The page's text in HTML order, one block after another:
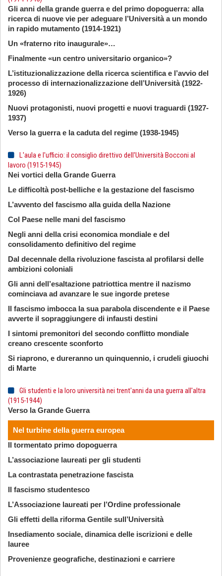
Gli anni della grande guerra e del primo dopoguerra: alla
ricerca di nuove vie per adeguare l’Università a un mondo
in rapido mutamento (1914-1921)
Un «fraterno rito inaugurale»…
Finalmente «un centro universitario organico»?
L’istituzionalizzazione della ricerca scientifica e l’avvio del
processo di internazionalizzazione dell’Università (1922-
1926)
Nuovi protagonisti, nuovi progetti e nuovi traguardi (1927-
1937)
Verso la guerra e la caduta del regime (1938-1945)
L'aula e l'ufficio: il consiglio direttivo dell'Università Bocconi al
lavoro (1915-1945)
Nei vortici della Grande Guerra
Le difficoltà post-belliche e la gestazione del fascismo
L’avvento del fascismo alla guida della Nazione
Col Paese nelle mani del fascismo
Negli anni della crisi economica mondiale e del
consolidamento definitivo del regime
Dal decennale della rivoluzione fascista al profilarsi delle
ambizioni coloniali
Gli anni dell’esaltazione patriottica mentre il nazismo
cominciava ad avanzare le sue ingorde pretese
Il fascismo imbocca la sua parabola discendente e il Paese
avverte il sopraggiungere di infausti destini
I sintomi premonitori del secondo conflitto mondiale
creano crescente sconforto
Si riaprono, e dureranno un quinquennio, i crudeli giuochi
di Marte
Gli studenti e la loro università nei trent'anni da una guerra all'altra
(1915-1944)
Verso la Grande Guerra
Nel turbine della guerra europea
Il tormentato primo dopoguerra
L’associazione laureati per gli studenti
La contrastata penetrazione fascista
Il fascismo studentesco
L’Associazione laureati per l’Ordine professionale
Gli effetti della riforma Gentile sull’Università
Insediamento sociale, dinamica delle iscrizioni e delle
lauree
Provenienze geografiche, destinazioni e carriere